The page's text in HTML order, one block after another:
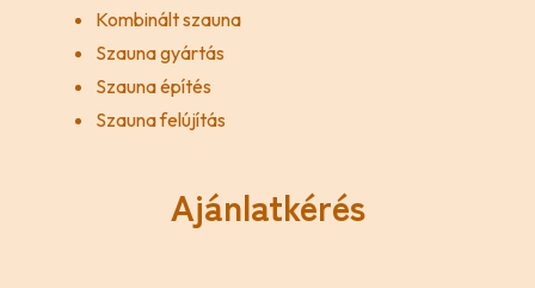
Kombinált szauna
Szauna gyártás
Szauna építés
Szauna felújítás
Ajánlatkérés